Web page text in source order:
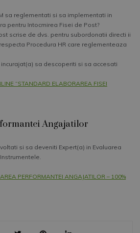
sa reglementati si sa implementati in
pentru Intocmirea Fisei de Post?
scrise de dvs. pentru subordonatii directi ii
Procedura HR care reglementeaza
sa descoperiti si sa accesati
“STANDARD ELABORAREA FISEI
Angajatilor
si sa deveniti Expert(a) in Evaluarea
PERFORMANTEI ANGAJATILOR – 100%